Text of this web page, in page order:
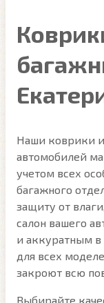
Наши коврики
автомобилей
учетом всех
багажного
защиту от
салон вашего
и аккуратным
для всех
закроют всю
Выбирайте